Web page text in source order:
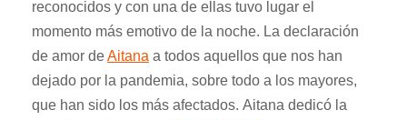
reconocidos y con una de ellas tuvo lugar el
momento más emotivo de la noche. La declaración
de amor deAitana a todos aquellos que nos han
dejado por la pandemia, sobre todo a los mayores,
que han sido los más afectados. Aitana dedicó la